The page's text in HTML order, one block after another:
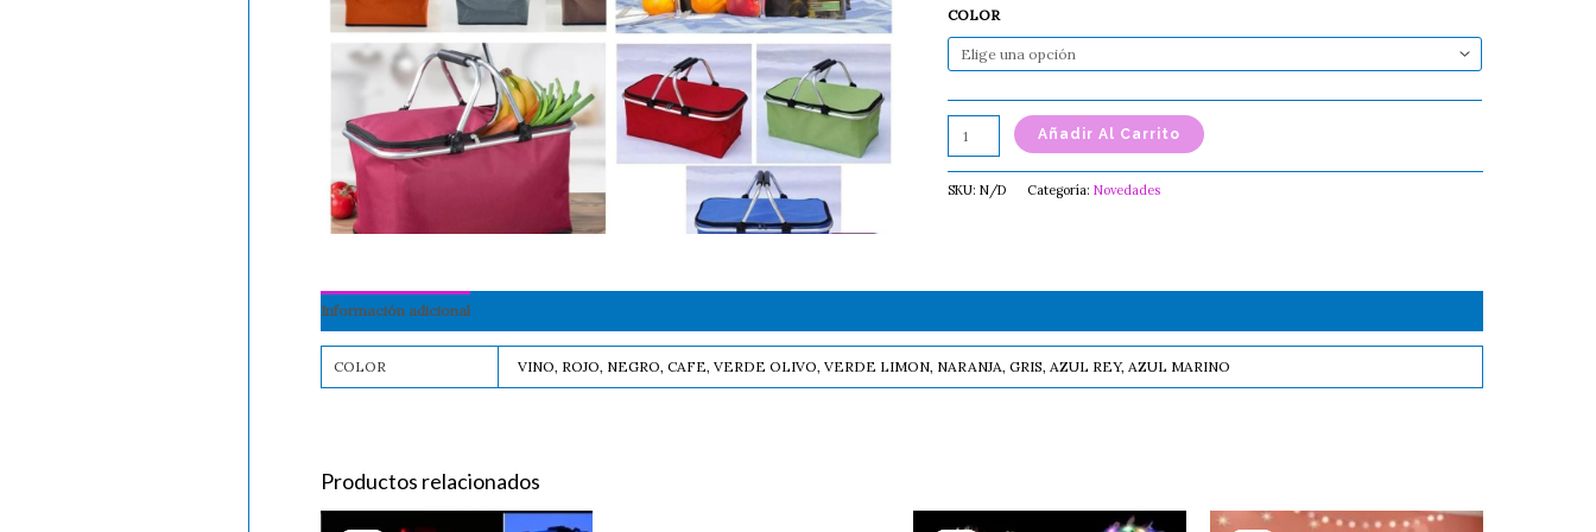
COLOR
Añadir Al Carrito
SKU:N/D Categoría:Novedades
Información adicional
COLOR VINO, ROJO, NEGRO, CAFE, VERDE OLIVO, VERDE LIMON, NARANJA, GRIS, AZUL REY, AZUL MARINO
Productos relacionados
Este
Este
Este